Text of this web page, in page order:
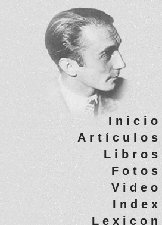
Inicio
Artículos
Libros
Fotos
Video
Index
Lexicon